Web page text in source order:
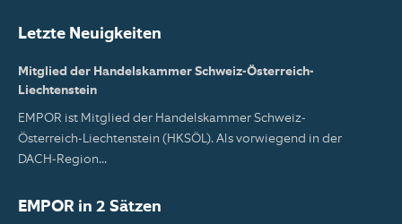
Letzte Neuigkeiten
Mitglied der Handelskammer Schweiz-Österreich-
Liechtenstein
EMPOR ist Mitglied der Handelskammer Schweiz-
Österreich-Liechtenstein (HKSÖL). Als vorwiegend in der
DACH-Region...
EMPOR in 2 Sätzen